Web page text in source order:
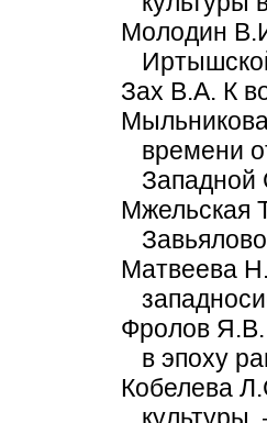
Молодин
Зах В.А. К
времени
Мжельская
Матвеева
Фролов Я.В.
в эпоху
Кобелева